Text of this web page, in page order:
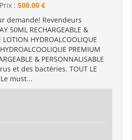
: 500,00 €
demande! Revendeurs
50ML RECHARGEABLE &
LOTION HYDROALCOOLIQUE
PREMIUM
& PERSONNALISABLE
et des bactéries. TOUT LE
must...